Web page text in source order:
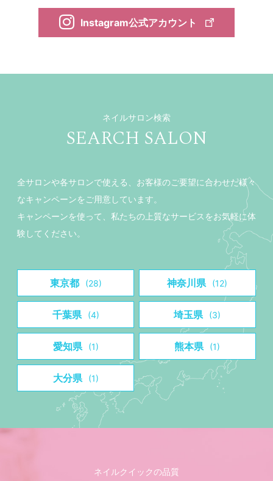
Instagram公式アカウント
ネイルサロン検索
SEARCH SALON
全サロンや各サロンで使える、お客様のご要望に合わせた様々
なキャンペーンをご用意しています。
キャンペーンを使って、私たちの上質なサービスをお気軽に体
験してください。
東京都 (28) 神奈川県 (12)
千葉県 (4) 埼玉県 (3)
愛知県 (1) 熊本県 (1)
大分県 (1)
ネイルクイックの品質